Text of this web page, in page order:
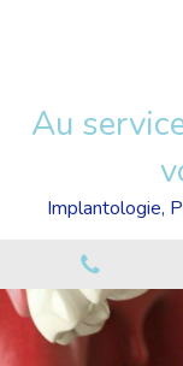
Au
Implantologie,